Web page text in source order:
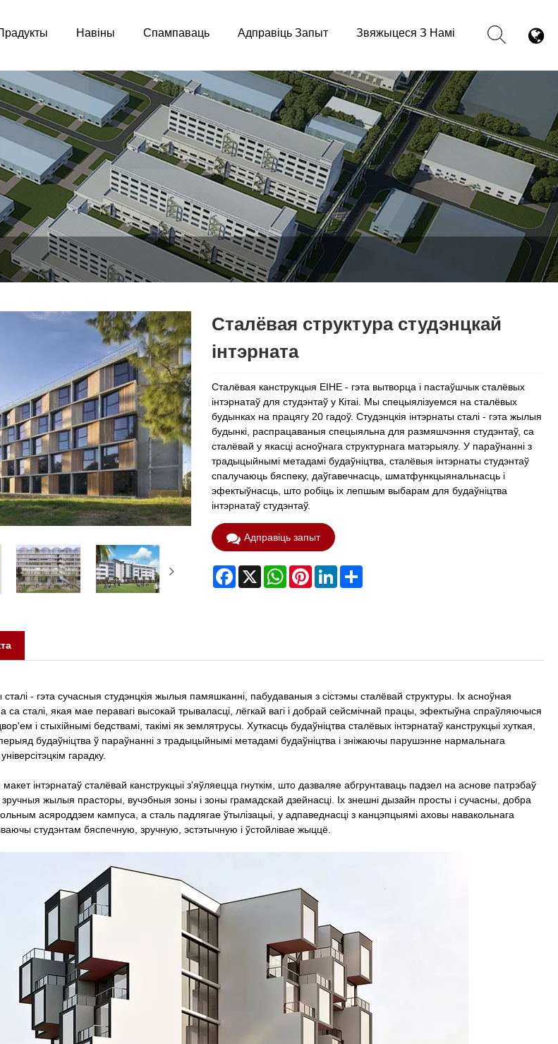
Навіны Спампаваць Адправіць Запыт Звяжыцеся З Намі
Сталёвая структура студэнцкай
інтэрната
Сталёвая канструкцыя EIHE - гэта вытворца і пастаўшчык сталёвых
інтэрнатаў для студэнтаў у Кітаі. Мы спецыялізуемся на сталёвых
будынках на працягу 20 гадоў. Студэнцкія інтэрнаты сталі - гэта жылыя
будынкі, распрацаваныя спецыяльна для размяшчэння студэнтаў, са
сталёвай у якасці асноўнага структурнага матэрыялу. У параўнанні з
традыцыйнымі метадамі будаўніцтва, сталёвыя інтэрнаты студэнтаў
спалучаюць бяспеку, даўгавечнасць, шматфункцыянальнасць і
эфектыўнасць, што робіць іх лепшым выбарам для будаўніцтва
інтэрнатаў студэнтаў.
Адправіць запыт
Facebook
X WhatsAppPinterestLinkedInShare
сталі - гэта сучасныя студэнцкія жылыя памяшканні, пабудаваныя з сістэмы сталёвай структуры. Іх асноўная
са сталі, якая мае перавагі высокай трываласці, лёгкай вагі і добрай сейсмічнай працы, эфектыўна спраўляючыся
і стыхійнымі бедствамі, такімі як землятрусы. Хуткасць будаўніцтва сталёвых інтэрнатаў канструкцыі хуткая,
будаўніцтва ў параўнанні з традыцыйнымі метадамі будаўніцтва і зніжаючы парушэнне нармальнага
гарадку.
інтэрнатаў сталёвай канструкцыі з'яўляецца гнуткім, што дазваляе абгрунтаваць падзел на аснове патрэбаў
зручныя жылыя прасторы, вучэбныя зоны і зоны грамадскай дзейнасці. Іх знешні дызайн просты і сучасны, добра
асяроддзем кампуса, а сталь падлягае ўтылізацыі, у адпаведнасці з канцэпцыямі аховы навакольнага
студэнтам бяспечную, зручную, эстэтычную і ўстойлівае жыццё.